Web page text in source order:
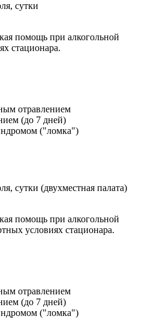
сутки
помощь при алкогольной
стационара.
отравлением
(до 7 дней)
("ломка")
сутки (двухместная палата)
помощь при алкогольной
условиях стационара.
отравлением
(до 7 дней)
("ломка")